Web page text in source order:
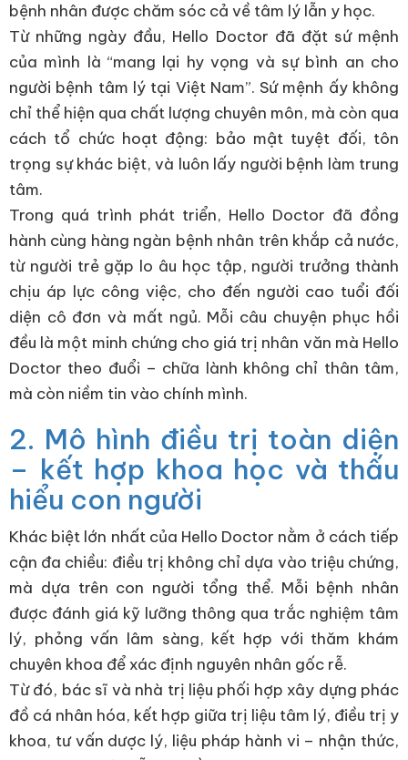
bệnh nhân được chăm sóc cả về tâm lý lẫn y học.
Từ những ngày đầu, Hello Doctor đã đặt sứ mệnh
của mình là “mang lại hy vọng và sự bình an cho
người bệnh tâm lý tại Việt Nam”. Sứ mệnh ấy không
chỉ thể hiện qua chất lượng chuyên môn, mà còn qua
cách tổ chức hoạt động: bảo mật tuyệt đối, tôn
trọng sự khác biệt, và luôn lấy người bệnh làm trung
tâm.
Trong quá trình phát triển, Hello Doctor đã đồng
hành cùng hàng ngàn bệnh nhân trên khắp cả nước,
từ người trẻ gặp lo âu học tập, người trưởng thành
chịu áp lực công việc, cho đến người cao tuổi đối
diện cô đơn và mất ngủ. Mỗi câu chuyện phục hồi
đều là một minh chứng cho giá trị nhân văn mà Hello
Doctor theo đuổi – chữa lành không chỉ thân tâm,
mà còn niềm tin vào chính mình.
2. Mô hình điều trị toàn diện
– kết hợp khoa học và thấu
hiểu con người
Khác biệt lớn nhất của Hello Doctor nằm ở cách tiếp
cận đa chiều: điều trị không chỉ dựa vào triệu chứng,
mà dựa trên con người tổng thể. Mỗi bệnh nhân
được đánh giá kỹ lưỡng thông qua trắc nghiệm tâm
lý, phỏng vấn lâm sàng, kết hợp với thăm khám
chuyên khoa để xác định nguyên nhân gốc rễ.
Từ đó, bác sĩ và nhà trị liệu phối hợp xây dựng phác
đồ cá nhân hóa, kết hợp giữa trị liệu tâm lý, điều trị y
khoa, tư vấn dược lý, liệu pháp hành vi – nhận thức,